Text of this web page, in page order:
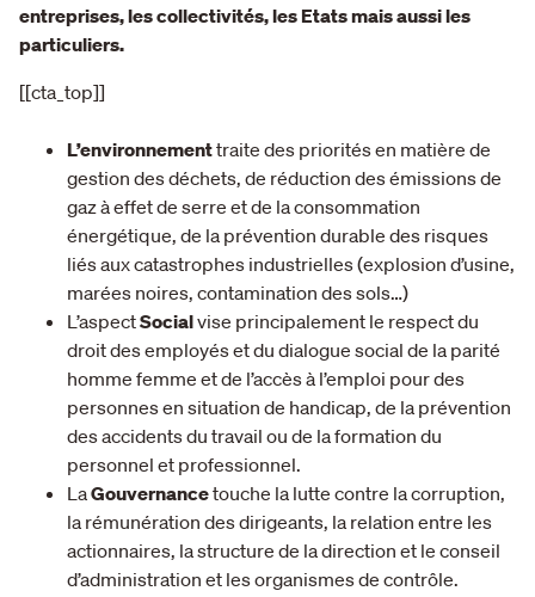
entreprises, les collectivités, les Etats mais aussi les
particuliers.
[[cta_top]]
L’environnementtraite des priorités en matière de
gestion des déchets, de réduction des émissions de
gaz à effet de serre et de la consommation
énergétique, de la prévention durable des risques
liés aux catastrophes industrielles (explosion d’usine,
marées noires, contamination des sols…)
L’aspectSocialvise principalement le respect du
droit des employés et du dialogue social de la parité
homme femme et de l’accès à l’emploi pour des
personnes en situation de handicap, de la prévention
des accidents du travail ou de la formation du
personnel et professionnel.
LaGouvernancetouche la lutte contre la corruption,
la rémunération des dirigeants, la relation entre les
actionnaires, la structure de la direction et le conseil
d’administration et les organismes de contrôle.